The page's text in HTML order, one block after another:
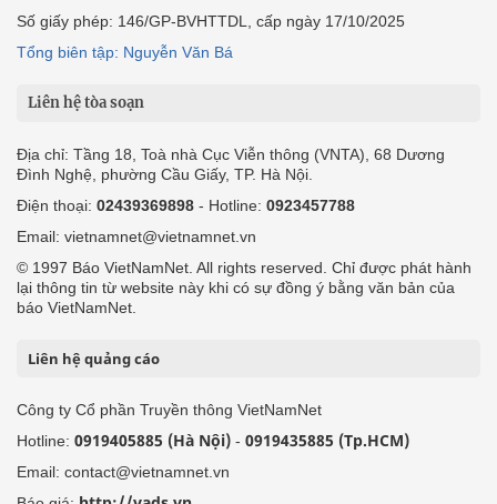
Số giấy phép: 146/GP-BVHTTDL, cấp ngày 17/10/2025
Tổng biên tập: Nguyễn Văn Bá
Liên hệ tòa soạn
Địa chỉ: Tầng 18, Toà nhà Cục Viễn thông (VNTA), 68 Dương
Đình Nghệ, phường Cầu Giấy, TP. Hà Nội.
Điện thoại: 02439369898 - Hotline: 0923457788
Email: vietnamnet@vietnamnet.vn
© 1997 Báo VietNamNet. All rights reserved. Chỉ được phát hành
lại thông tin từ website này khi có sự đồng ý bằng văn bản của
báo VietNamNet.
Liên hệ quảng cáo
Công ty Cổ phần Truyền thông VietNamNet
Hotline: 0919405885 (Hà Nội) - 0919435885 (Tp.HCM)
Email: contact@vietnamnet.vn